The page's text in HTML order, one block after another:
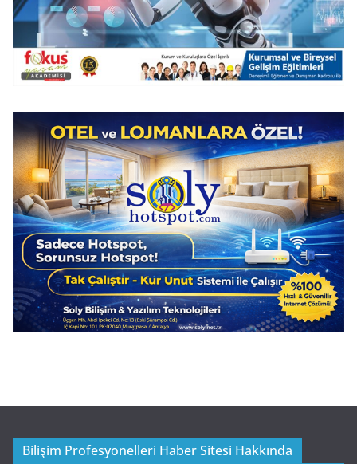
Bilişim Profesyonelleri Haber Sitesi Hakkında